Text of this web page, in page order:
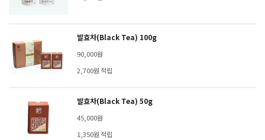
발효차(Black Tea) 100g
90,000원
2,700원 적립
발효차(Black Tea) 50g
45,000원
1,350원 적립